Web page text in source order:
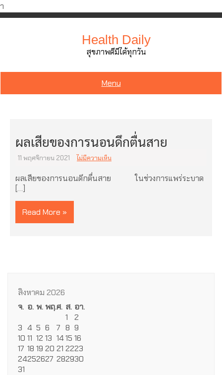
ำ
Skip
Health Daily
สุขภาพดีมีได้ทุกวัน
Menu
ผลเสียของการนอนดึกตื่นสาย
11 พฤศจิกายน 2021 ไม่มีความเห็น
ผลเสียของการนอนดึกตื่นสาย ในช่วงการแพร่ระบาด
[…]
Read More »
สิงหาคม 2026
จ. อ. พ.พฤ.ศ. ส. อา.
1
2
3 4 5 6 7 8 9
10 11 12 13 1415 16
17 18 19 20 21 2223
24252627 282930
31